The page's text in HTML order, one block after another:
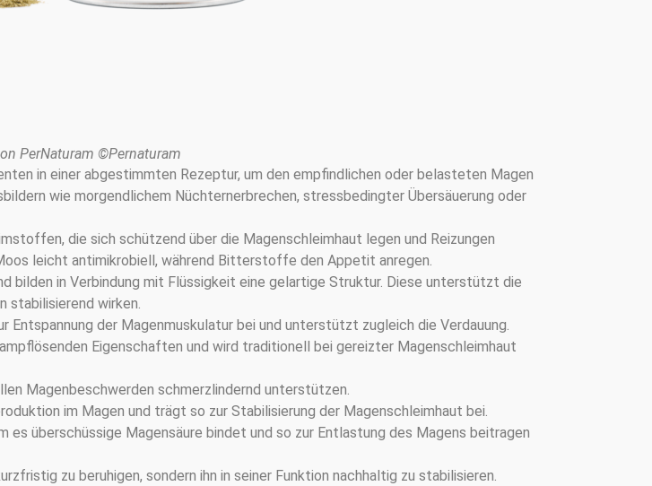
PerNaturam ©Pernaturam
in einer abgestimmten Rezeptur, um den empfindlichen oder belasteten Magen
wie morgendlichem Nüchternerbrechen, stressbedingter Übersäuerung oder
die sich schützend über die Magenschleimhaut legen und Reizungen
leicht antimikrobiell, während Bitterstoffe den Appetit anregen.
bilden in Verbindung mit Flüssigkeit eine gelartige Struktur. Diese unterstützt die
stabilisierend wirken.
der Magenmuskulatur bei und unterstützt zugleich die Verdauung.
Eigenschaften und wird traditionell bei gereizter Magenschleimhaut
Magenbeschwerden schmerzlindernd unterstützen.
im Magen und trägt so zur Stabilisierung der Magenschleimhaut bei.
es überschüssige Magensäure bindet und so zur Entlastung des Magens beitragen
zu beruhigen, sondern ihn in seiner Funktion nachhaltig zu stabilisieren.